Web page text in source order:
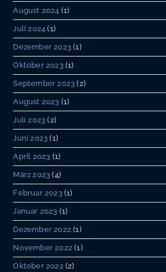
August 2024 (1)
Juli 2024 (1)
Dezember 2023 (1)
Oktober 2023(1)
September 2023 (2)
August 2023 (1)
Juli 2023 (2)
Juni 2023 (1)
April 2023 (1)
März 2023 (4)
Februar 2023(1)
Januar 2023 (1)
Dezember 2022 (1)
November 2022 (1)
Oktober 2022(2)